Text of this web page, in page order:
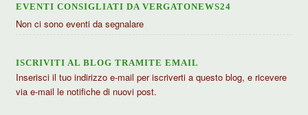
EVENTI CONSIGLIATI DA VERGATONEWS24
Non ci sono eventi da segnalare
ISCRIVITI AL BLOG TRAMITE EMAIL
Inserisci il tuo indirizzo e-mail per iscriverti a questo blog, e ricevere
via e-mail le notifiche di nuovi post.